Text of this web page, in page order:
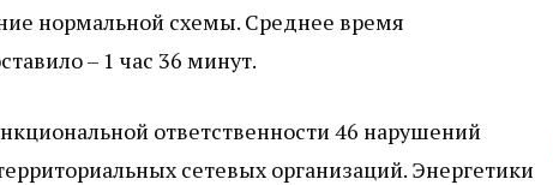
нормальной схемы. Среднее время
– 1 час 36 минут.
ответственности 46 нарушений
сетевых организаций. Энергетики